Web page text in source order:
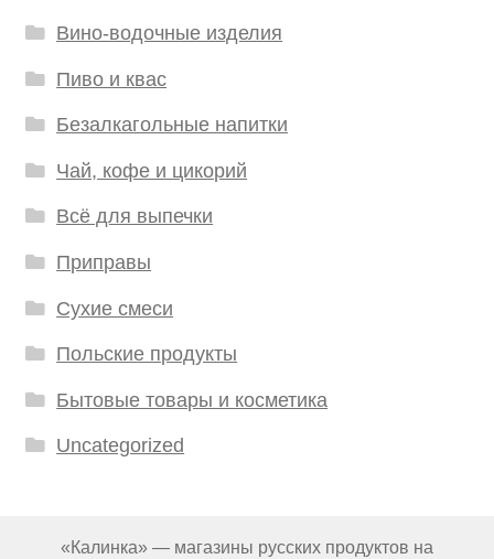
Вино-водочные изделия
Пиво и квас
Безалкагольные напитки
Чай, кофе и цикорий
Всё для выпечки
Приправы
Сухие смеси
Польские продукты
Бытовые товары и косметика
Uncategorized
«Калинка» — магазины русских продуктов на